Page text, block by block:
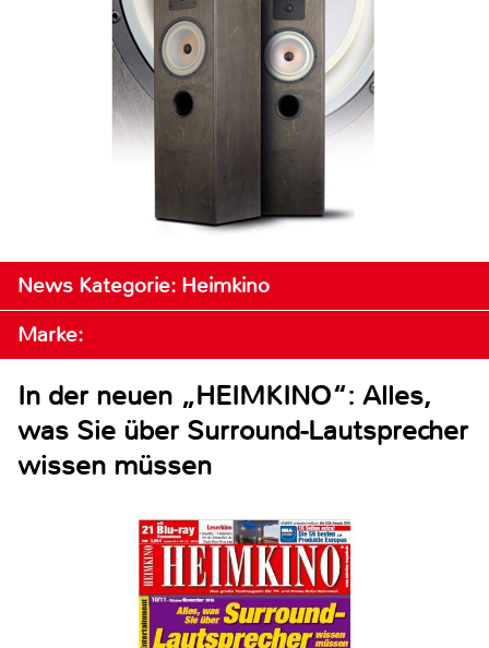
News Kategorie: Heimkino
Marke:
In der neuen „HEIMKINO“: Alles,
was Sie über Surround-Lautsprecher
wissen müssen